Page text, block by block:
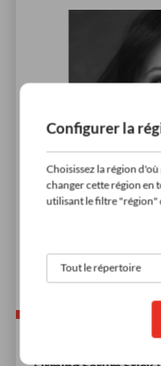
Configurer la
Choisissez la région
changer cette région en
utilisant le filtre "région"